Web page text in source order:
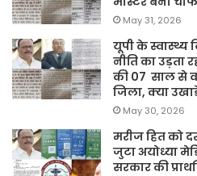
May 31, 2026
यूपी के स्वास्थ्य
नीति का उड़ता
की 07 साल से
जिला, क्या
May 30, 2026
मरीज हित को
जुटा अयोध्या
सरकार की